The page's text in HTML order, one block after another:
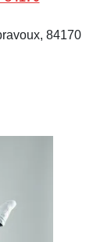
84170